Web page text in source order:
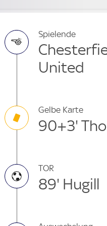
Spielende
United
Gelbe Karte
90+3'
TOR
89' Hugill